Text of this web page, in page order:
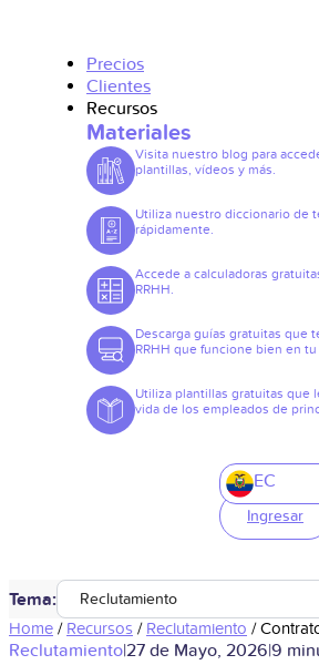
Precios
Clientes
Recursos
Materiales
Visita nuestro blog para
plantillas, vídeos y más.
Utiliza nuestro diccionario de
rápidamente.
Accede a calculadoras
RRHH.
Descarga guías gratuitas que
RRHH que funcione bien en
Utiliza plantillas gratuitas que
vida de los empleados de
EC
Ingresar
Tema: Reclutamiento
Home / Recursos / Reclutamiento /
Reclutamiento|27 de Mayo, 2026|9